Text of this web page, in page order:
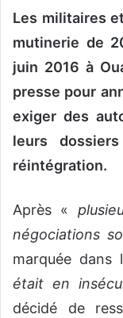
Les militaires
mutinerie de
juin 2016 à
presse pour
exiger des
leurs
réintégration.
Après «
négociations
marquée dans
était en
décidé de